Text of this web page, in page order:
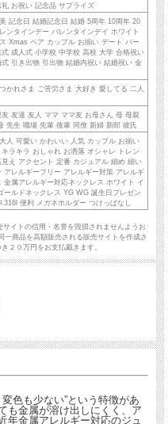
お祝い 記念品 サプライズ
記念日 結婚記念日 結婚 5周年 10周年 20
ンタインデー バレンタインデイ ホワイト
Xmas ペア カップル お揃い デート パー
成人式 小学校 中学校 高校 大学 合格祝い
引き出物 引出物 結婚内祝い 結婚祝い 金
かれさま ご苦労さま 大好き 愛してる 二人
友達 友人 ママ ママ友 お母さん 母 母親
先生 職場 先輩 後輩 同僚 新婦 新郎 彼氏
人 可愛い かわいい 人気 カップル お揃い
ラキラ おしゃれ お洒落 オシャレ トレン
え アクセント 定番 カジュアル 細め 細い
アレルギーフリー アレルギー対策 アレルギ
属アレルギー対応ネックレス ホワイト イ
ールドネックレス YG WG 誕生日プレゼン
便利 メガネホルダー つけっぱなし
イトの信用・名誉を毀損されませんようお
一商品を高額販売される販売サイトを作成さ
２０万円をお支払戴きます。
色も少ない”という特徴があ
も金属が溶け出しにくく、ア
年金属アレルギー対応のジュ